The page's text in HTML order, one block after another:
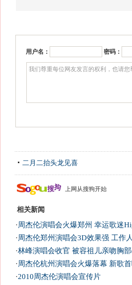
用户名： 密码：
二月二抬头龙见喜
上网从搜狗开始
相关新闻
·周杰伦演唱会火爆郑州 幸运歌迷
·周杰伦郑州演唱会3D效果强 工作
·林峰演唱会收官 被容祖儿亲吻胸
·周杰伦杭州演唱会火爆落幕 新歌
·2010周杰伦演唱会宣传片